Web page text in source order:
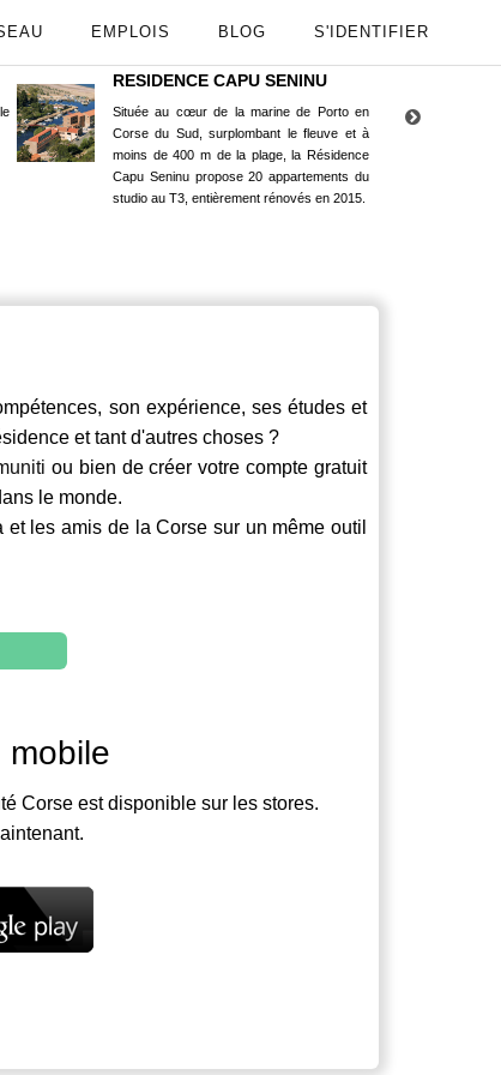
EMPLOIS BLOG S'IDENTIFIER
RESIDENCE CAPU SENINU
Située au cœur de la marine de Porto en
Corse du Sud, surplombant le fleuve et à
moins de 400 m de la plage, la Résidence
Capu Seninu propose 20 appartements du
studio au T3, entièrement rénovés en 2015.
son expérience, ses études et
et tant d'autres choses ?
ou bien de créer votre compte gratuit
le monde.
les amis de la Corse sur un même outil
mobile
Corse est disponible sur les stores.